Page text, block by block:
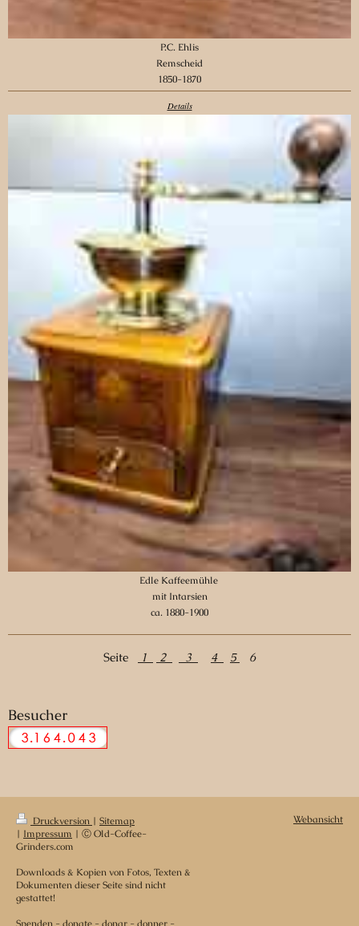
P.C. Ehlis
Remscheid
1850-1870
Details
Edle Kaffeemühle
mit Intarsien
ca. 1880-1900
Seite 1 2 3 4 5 6
Besucher
Druckversion | Sitemap
| Impressum | Ⓒ Old-Coffee-
Grinders.com
Downloads & Kopien von Fotos, Texten &
Dokumenten dieser Seite sind nicht
gestattet!
Spenden - donate - donar - donner -
Webansicht